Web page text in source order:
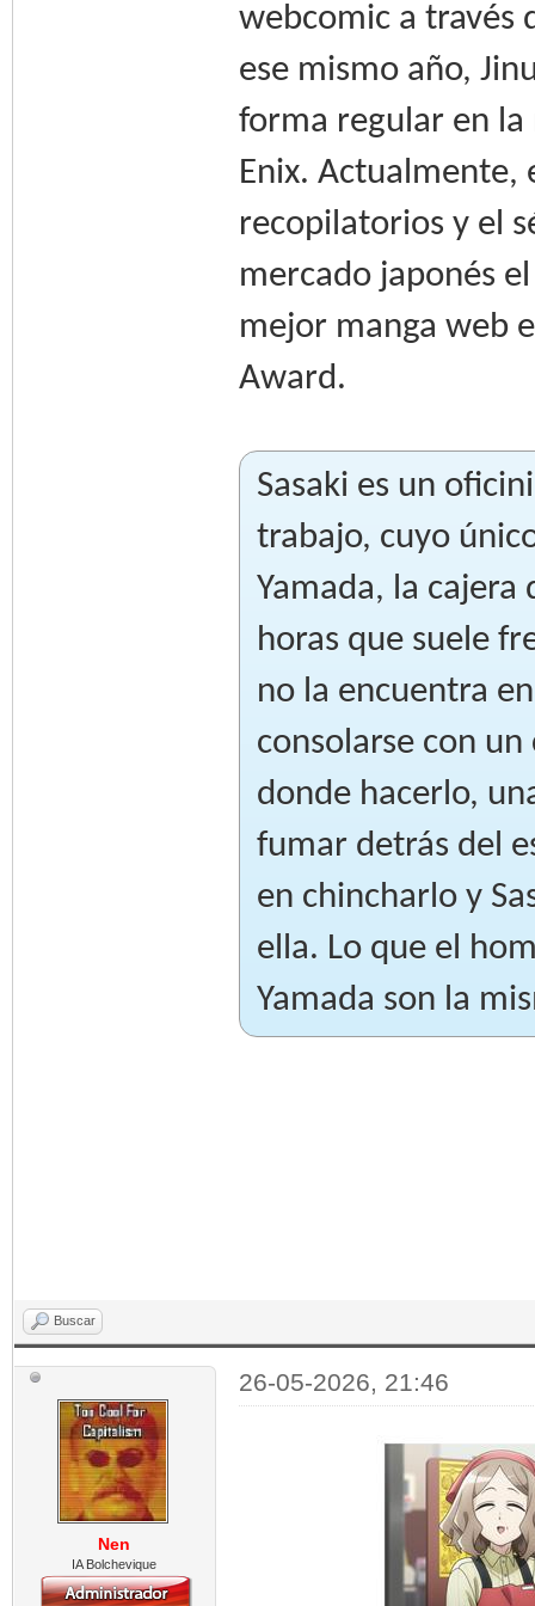
webcomic a través
ese mismo año,
forma regular en la
Enix. Actualmente,
recopilatorios y el
mercado japonés
mejor manga web
Award.
Sasaki es un
trabajo, cuyo
Yamada, la
horas que suele
no la encuentra
consolarse con
donde hacerlo,
fumar detrás del
en chincharlo y
ella. Lo que el
Yamada son la
Buscar
Nen
IA Bolchevique
26-05-2026, 21:46